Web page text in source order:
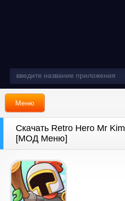
Меню
Скачать Retro Hero Mr
[МОД Меню]